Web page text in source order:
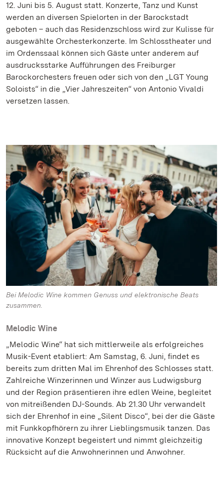
12. Juni bis 5. August statt. Konzerte, Tanz und Kunst
werden an diversen Spielorten in der Barockstadt
geboten – auch das Residenzschloss wird zur Kulisse für
ausgewählte Orchesterkonzerte. Im Schlosstheater und
im Ordenssaal können sich Gäste unter anderem auf
ausdrucksstarke Aufführungen des Freiburger
Barockorchesters freuen oder sich von den „LGT Young
Soloists“ in die „Vier Jahreszeiten“ von Antonio Vivaldi
versetzen lassen.
Bei Melodic Wine kommen Genuss und elektronische Beats
zusammen.
Melodic Wine
„Melodic Wine“ hat sich mittlerweile als erfolgreiches
Musik-Event etabliert: Am Samstag, 6. Juni, findet es
bereits zum dritten Mal im Ehrenhof des Schlosses statt.
Zahlreiche Winzerinnen und Winzer aus Ludwigsburg
und der Region präsentieren ihre edlen Weine, begleitet
von mitreißenden DJ-Sounds. Ab 21.30 Uhr verwandelt
sich der Ehrenhof in eine „Silent Disco“, bei der die Gäste
mit Funkkopfhörern zu ihrer Lieblingsmusik tanzen. Das
innovative Konzept begeistert und nimmt gleichzeitig
Rücksicht auf die Anwohnerinnen und Anwohner.